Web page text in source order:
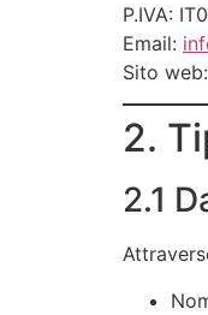
P.IVA:
Email:
Sito web:
2.
2.1